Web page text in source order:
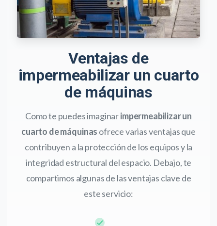
Ventajas de
impermeabilizar un cuarto
de máquinas
Como te puedes imaginarimpermeabilizar un
cuarto de máquinas ofrece varias ventajas que
contribuyen a la protección de los equipos y la
integridad estructural del espacio. Debajo, te
compartimos algunas de las ventajas clave de
este servicio: